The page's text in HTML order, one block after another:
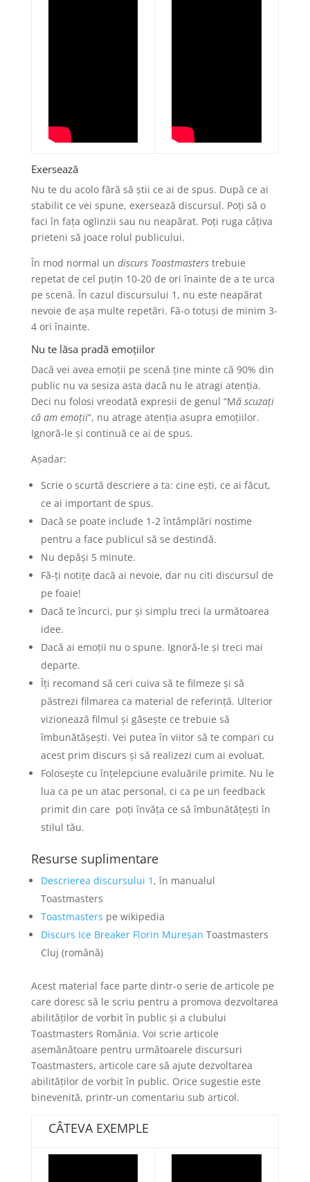
Exersează
Nu te du acolo fără să știi ce ai de spus. După ce ai
stabilit ce vei spune, exersează discursul. Poți să o
faci în fața oglinzii sau nu neapărat. Poți ruga câțiva
prieteni să joace rolul publicului.
În mod normal un discurs Toastmasterstrebuie
repetat de cel puțin 10-20 de ori înainte de a te urca
pe scenă. În cazul discursului 1, nu este neapărat
nevoie de așa multe repetări. Fă-o totuși de minim 3-
4 ori înainte.
Nu te lăsa pradă emoțiilor
Dacă vei avea emoții pe scenă ține minte că 90% din
public nu va sesiza asta dacă nu le atragi atenția.
Deci nu folosi vreodată expresii de genul “Mă scuzați
că am emoții“, nu atrage atenția asupra emoțiilor.
Ignoră-le și continuă ce ai de spus.
Așadar:
Scrie o scurtă descriere a ta: cine ești, ce ai făcut,
ce ai important de spus.
Dacă se poate include 1-2 întâmplări nostime
pentru a face publicul să se destindă.
Nu depăși 5 minute.
Fă-ți notițe dacă ai nevoie, dar nu citi discursul de
pe foaie!
Dacă te încurci, pur și simplu treci la următoarea
idee.
Dacă ai emoții nu o spune. Ignoră-le și treci mai
departe.
Îți recomand să ceri cuiva să te filmeze și să
păstrezi filmarea ca material de referință. Ulterior
vizionează filmul și găsește ce trebuie să
îmbunătășești. Vei putea în viitor să te compari cu
acest prim discurs și să realizezi cum ai evoluat.
Folosește cu înțelepciune evaluările primite. Nu le
lua ca pe un atac personal, ci ca pe un feedback
primit din care poți învăța ce să îmbunătățești în
stilul tău.
Resurse suplimentare
Descrierea discursului 1 , în manualul
Toastmasters
Toastmasters pe wikipedia
Discurs Ice Breaker Florin Mureșan Toastmasters
Cluj (română)
Acest material face parte dintr-o serie de articole pe
care doresc să le scriu pentru a promova dezvoltarea
abilităților de vorbit în public și a clubului
Toastmasters România. Voi scrie articole
asemănătoare pentru următoarele discursuri
Toastmasters, articole care să ajute dezvoltarea
abilităților de vorbit în public. Orice sugestie este
binevenită, printr-un comentariu sub articol.
CÂTEVA EXEMPLE